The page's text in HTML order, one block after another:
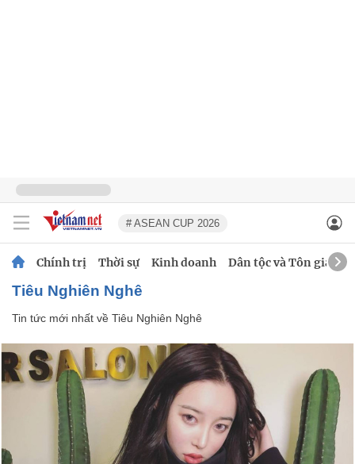
# ASEAN CUP 2026
Chính trị Thời sự Kinh doanh Dân tộc và Tôn giáo
Tiêu Nghiên Nghê
Tin tức mới nhất về Tiêu Nghiên Nghê